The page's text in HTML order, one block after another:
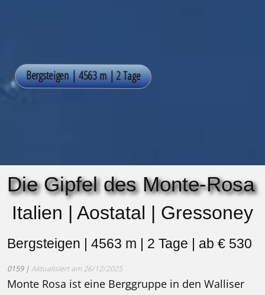
Die Gipfel des Monte-Rosa
Italien | Aostatal | Gressoney
Bergsteigen | 4563 m | 2 Tage | ab € 530
0159 | Aktualisiert am 26/12/2025
Monte Rosa ist eine Berggruppe in den Walliser